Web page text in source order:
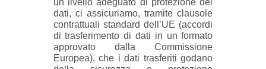
un livello adeguato di protezione dei
dati, ci assicuriamo, tramite clausole
contrattuali standard dell’UE (accordi
di trasferimento di dati in un formato
approvato dalla Commissione
Europea), che i dati trasferiti godano